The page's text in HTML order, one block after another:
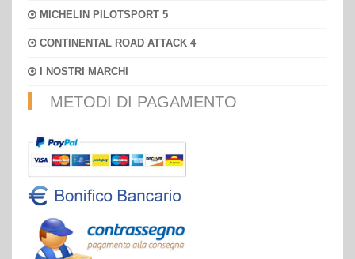
MICHELIN PILOTSPORT 5
CONTINENTAL ROAD ATTACK 4
I NOSTRI MARCHI
METODI DI PAGAMENTO